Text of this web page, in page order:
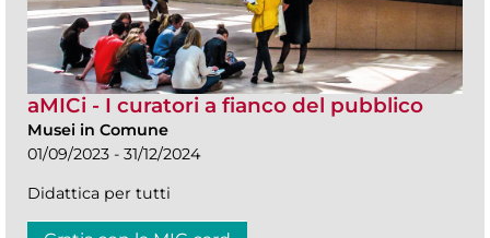
aMICi - I curatori a fianco del pubblico
Musei in Comune
01/09/2023 - 31/12/2024
Didattica per tutti